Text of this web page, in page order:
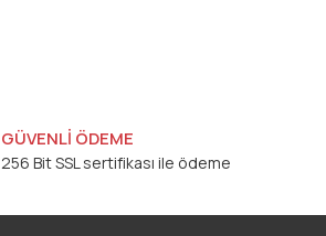
GÜVENLİ ÖDEME
256 Bit SSL sertifikası ile ödeme